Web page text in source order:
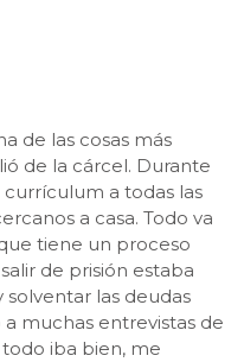
de las cosas más
de la cárcel. Durante
a todas las
a casa. Todo va
tiene un proceso
de prisión estaba
solventar las deudas
muchas entrevistas de
iba bien, me